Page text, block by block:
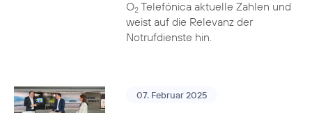
O2Telefónica aktuelle Zahlen und
weist auf die Relevanz der
Notrufdienste hin.
07. Februar 2025